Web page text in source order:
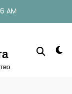
AM